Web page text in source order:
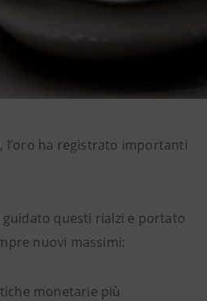
l’oro ha registrato importanti
questi rialzi e portato
nuovi massimi:
monetarie più